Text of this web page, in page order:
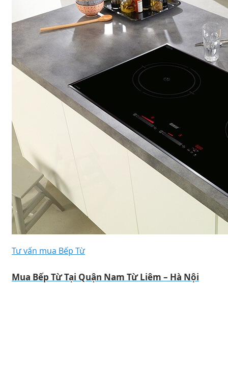
Tư vấn mua Bếp Từ
Mua Bếp Từ Tại Quận Nam Từ Liêm – Hà Nội